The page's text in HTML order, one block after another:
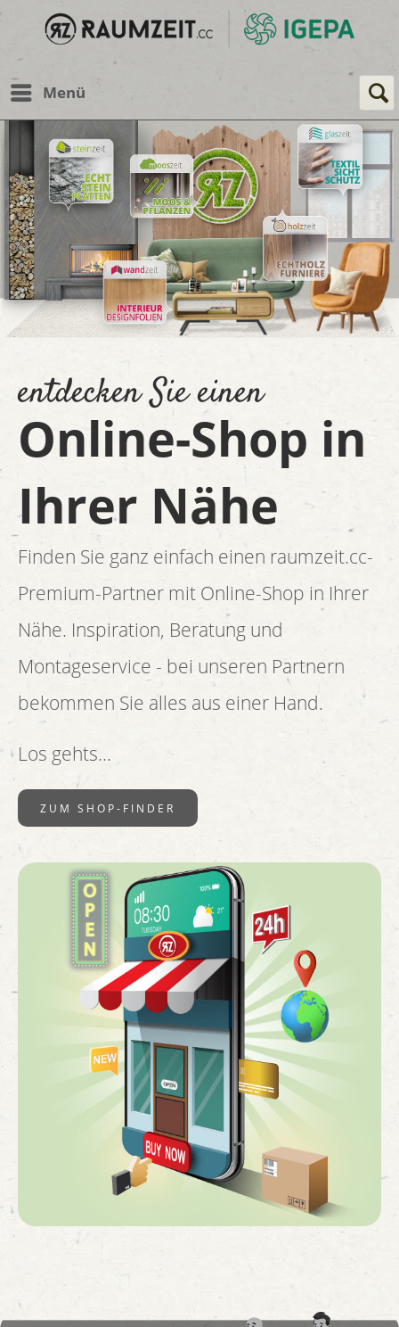
Menü
entdecken Sie einen
Online-Shop in
Ihrer Nähe
Finden Sie ganz einfach einen raumzeit.cc-
Premium-Partner mit Online-Shop in Ihrer
Nähe. Inspiration, Beratung und
Montageservice - bei unseren Partnern
bekommen Sie alles aus einer Hand.
Los gehts...
ZUM SHOP-FINDER